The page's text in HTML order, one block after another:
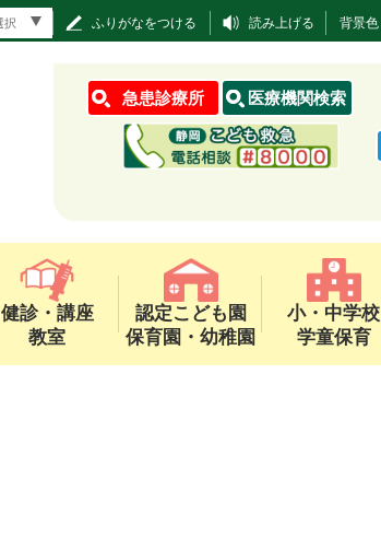
ふりがなをつける 読み上げる 背景色
急患診療所 医療機関検索
健診・講座
教室
認定こども園
保育園・幼稚園
小・中学校
学童保育